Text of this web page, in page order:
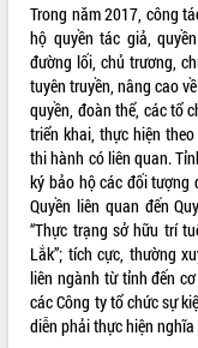
VIDEO
Trong năm 2017, công
hộ quyền tác giả,
đường lối, chủ trương,
tuyên truyền, nâng cao
quyền, đoàn thể, các tổ
triển khai, thực hiện
thi hành có liên quan.
ký bảo hộ các đối tượng
Quyền liên quan đến
“Thực trạng sở hữu trí
Lắk”; tích cực, thường
liên ngành từ tỉnh đến
các Công ty tổ chức sự
diễn phải thực hiện